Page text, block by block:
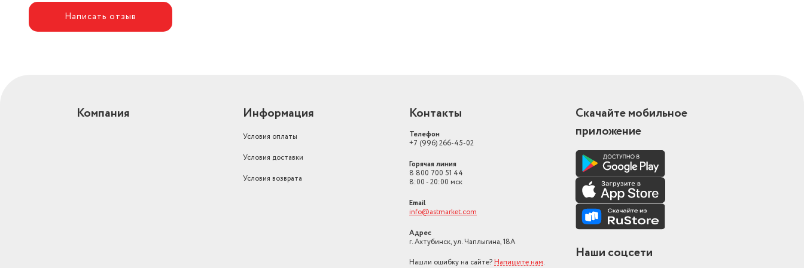
Автоматическая дозировка
моющего средства
есть
Длина товара в упаковке, в
есть
Класс энергоэффективности
класс A+ (337 кВтч/год)
Написать отзыв
Компания Информация
Условия оплаты
Условия доставки
Условия возврата
Контакты
Телефон
+7 (996) 266-45-02
Горячая линия
8 800 700 51 44
8:00 - 20:00 мск
Email
info@astmarket.com
Адрес
г. Ахтубинск, ул. Чаплыгина, 18А
Нашли ошибку на сайте? Напишите нам.
Скачайте мобильное
приложение
Наши соцсети